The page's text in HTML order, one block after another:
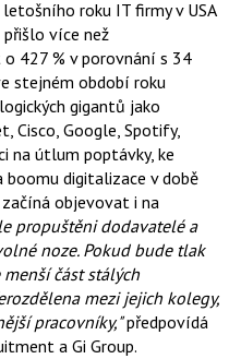
roku IT firmy v USA
více než
427 % v porovnání s 34
stejném období roku
gigantů jako
Cisco, Google, Spotify,
na útlum poptávky, ke
digitalizace v době
objevovat i na
propuštěni dodavatelé a
noze. Pokud bude tlak
část stálých
mezi jejich kolegy,
pracovníky,"předpovídá
a Gi Group.